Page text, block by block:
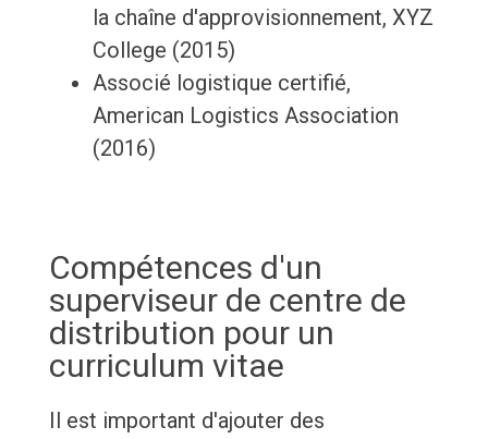
la chaîne d'approvisionnement, XYZ
College (2015)
Associé logistique certifié,
American Logistics Association
(2016)
Compétences d'un
superviseur de centre de
distribution pour un
curriculum vitae
Il est important d'ajouter des